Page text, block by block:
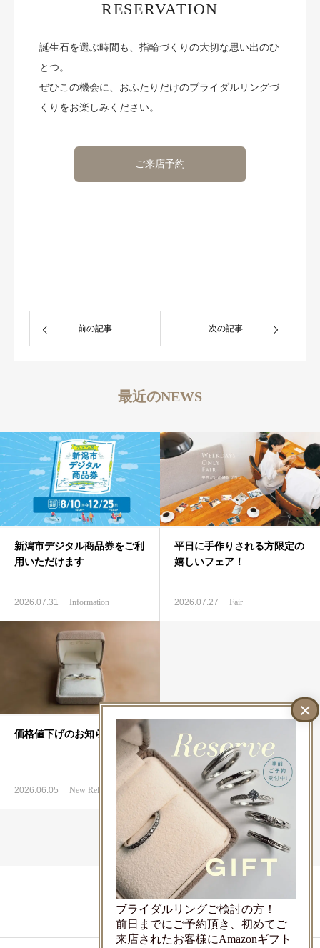
RESERVATION
誕生石を選ぶ時間も、指輪づくりの大切な思い出のひ
とつ。
ぜひこの機会に、おふたりだけのブライダルリングづ
くりをお楽しみください。
ご来店予約
前の記事 次の記事
最近のNEWS
新潟市デジタル商品券をご利
用いただけます
2026.07.31 Information
平日に手作りされる方限定の
嬉しいフェア！
2026.07.27 Fair
価格値下げのお知らせ
2026.06.05 New Release
LINEでお問い合わせ
ご来店予約
ブライダルリングご検討の方！
前日までにご予約頂き、初めてご
来店されたお客様にAmazonギフト